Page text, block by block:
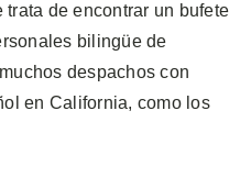
de encontrar un bufete
bilingüe de
despachos con
en California, como los